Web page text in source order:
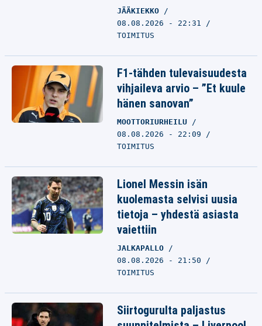
JÄÄKIEKKO
08.08.2026 - 22:31
TOIMITUS
F1-tähden tulevaisuudesta
vihjaileva arvio – ”Et kuule
hänen sanovan”
MOOTTORIURHEILU
08.08.2026 - 22:09
TOIMITUS
Lionel Messin isän
kuolemasta selvisi uusia
tietoja – yhdestä asiasta
vaiettiin
JALKAPALLO
08.08.2026 - 21:50
TOIMITUS
Siirtogurulta paljastus